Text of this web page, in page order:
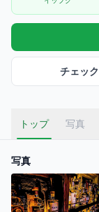
チェッ
トップ 写真
写真